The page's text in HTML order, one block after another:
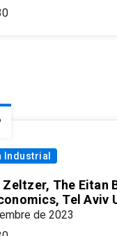
Industrial
Zeltzer, The Eitan
Tel Aviv
de 2023